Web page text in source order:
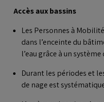
Accès aux bassins
Les Personnes à
dans l’enceinte du
l’eau grâce à un
Durant les périodes et
de nage est